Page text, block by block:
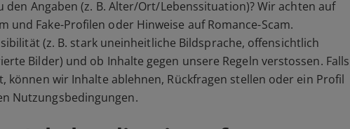
den Angaben (z. B. Alter/Ort/Lebenssituation)? Wir achten auf
und Fake-Profilen oder Hinweise auf Romance-Scam.
(z. B. stark uneinheitliche Bildsprache, offensichtlich
Bilder) und ob Inhalte gegen unsere Regeln verstossen. Falls
können wir Inhalte ablehnen, Rückfragen stellen oder ein Profil
Nutzungsbedingungen.